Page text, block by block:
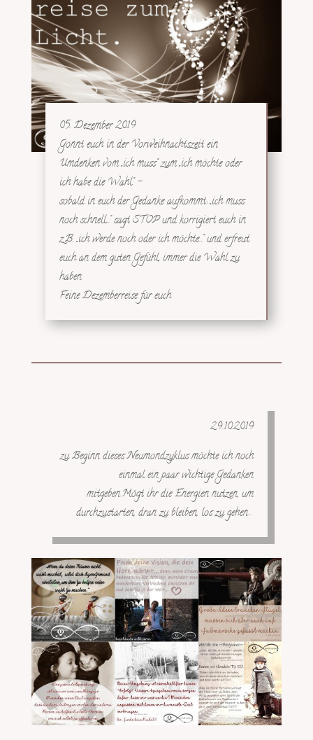
05. Dezember 2019
Gönnt euch in der Vorweihnachtszeit ein
Umdenken vom „ich muss“ zum „ich möchte oder
ich habe die Wahl“ –
sobald in euch der Gedanke aufkommt: „ich muss
noch schnell…“ sagt STOP und korrigiert euch in
z.B. „ich werde noch oder ich möchte…“ und erfreut
euch an dem guten Gefühl, immer die Wahl zu
haben.
Feine Dezemberreise für euch
29.10.2019
zu Beginn dieses Neumondzyklus möchte ich noch
einmal ein paar wichtige Gedanken
mitgeben.Mögt ihr die Energien nutzen, um
durchzustarten, dran zu bleiben, los zu gehen…